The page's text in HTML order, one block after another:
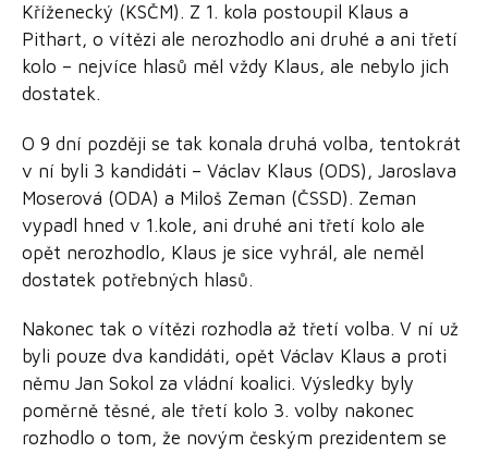
Kříženecký (KSČM). Z 1. kola postoupil Klaus a
Pithart, o vítězi ale nerozhodlo ani druhé a ani třetí
kolo – nejvíce hlasů měl vždy Klaus, ale nebylo jich
dostatek.
O 9 dní později se tak konala druhá volba, tentokrát
v ní byli 3 kandidáti – Václav Klaus (ODS), Jaroslava
Moserová (ODA) a Miloš Zeman (ČSSD). Zeman
vypadl hned v 1.kole, ani druhé ani třetí kolo ale
opět nerozhodlo, Klaus je sice vyhrál, ale neměl
dostatek potřebných hlasů.
Nakonec tak o vítězi rozhodla až třetí volba. V ní už
byli pouze dva kandidáti, opět Václav Klaus a proti
němu Jan Sokol za vládní koalici. Výsledky byly
poměrně těsné, ale třetí kolo 3. volby nakonec
rozhodlo o tom, že novým českým prezidentem se